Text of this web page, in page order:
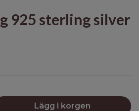
925 sterling silver
Lägg i korgen